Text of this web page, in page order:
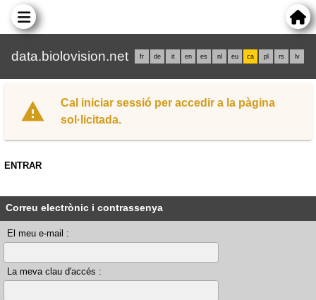
data.biolovision.net fr de it en es nl eu ca pl rs lv
Cal iniciar sessió per accedir a la pàgina
sol·licitada.
ENTRAR
Correu electrònic i contrassenya
El meu e-mail :
La meva clau d'accés :